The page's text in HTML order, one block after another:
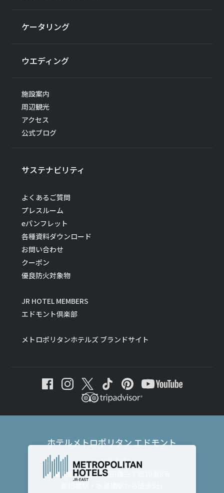
ケータリング
ウエディング
施設案内
周辺観光
アクセス
公式ブログ
サステナビリティ
よくあるご質問
プレスルーム
eパンフレット
各種資料ダウンロード
お問い合わせ
クーポン
優良防火対象物
JR HOTEL MEMBERS
エドモント倶楽部
メトロポリタンホテルズ ブランドサイト
ホテルメトロポリタン エドモント
〒102-8130
東京都千代田区飯田橋三丁目10番8号